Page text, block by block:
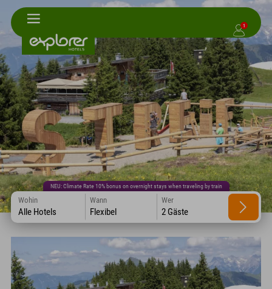
1
NEU: Climate Rate 10% bonus on overnight stays when traveling by train
Wohin
Alle Hotels
Wann
Flexibel
Wer
2 Gäste